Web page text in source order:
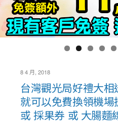
8 4 月, 2018
台灣觀光局好禮大
就可以免費換領機
或 採果券 或 大腸麵